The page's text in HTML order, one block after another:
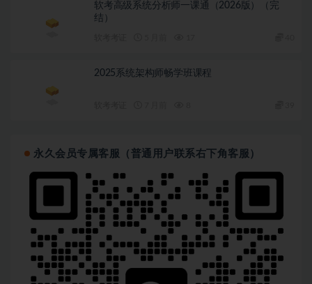
软考高级系统分析师一课通（2026版）（完
结）
2025系统架构师畅学班课程
永久会员专属客服（普通用户联系右下角客服）